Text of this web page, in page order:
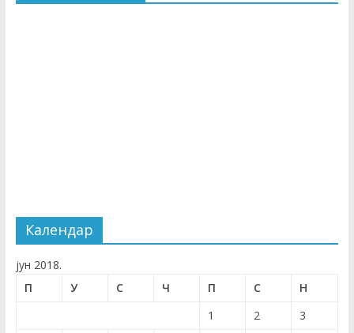
Календар
јун 2018.
П
У С Ч П С
Н
1
2
3